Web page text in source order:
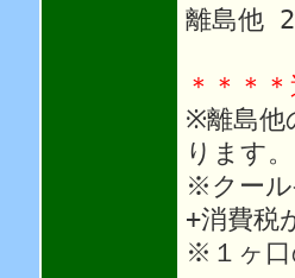
離島他
＊＊＊
※離島他
ります。
※クール
+消費税
※１ヶ口